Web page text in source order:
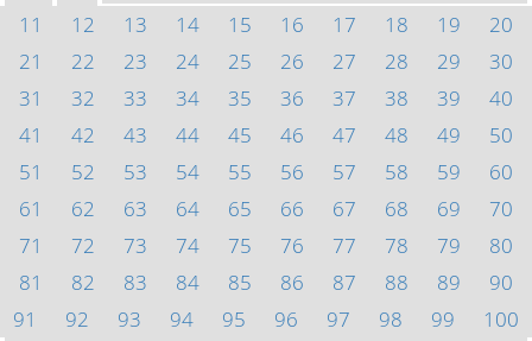
11
12 13 14 15 16 17 18 19
20
21
22 23 24 25 26 27 28 29
30
31
32 33 34 35 36 37 38 39
40
41
42 43 44 45 46 47 48 49
50
51
52 53 54 55 56 57 58 59
60
61
62 63 64 65 66 67 68 69
70
71
72 73 74 75 76 77 78 79
80
81
82 83 84 85 86 87 88 89
90
91
92 93 94 95 96 97 98 99
100